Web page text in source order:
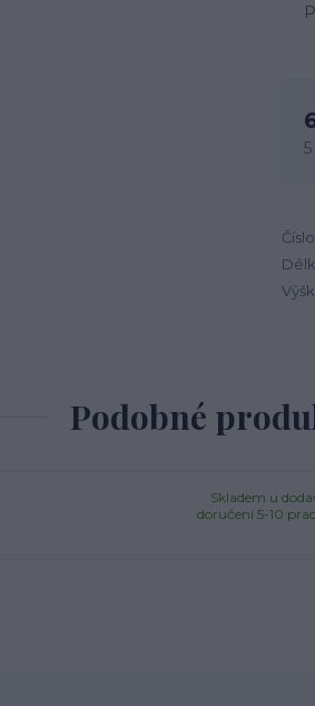
Podobné
Skladem u
doručení 5-10